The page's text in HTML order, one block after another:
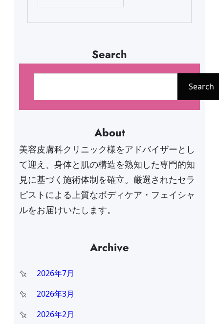
Search
Search
About
美容皮膚科クリニック様をアドバイザーとし
て迎え、身体と肌の構造を熟知した専門的知
見に基づく施術体制を確立。厳選されたセラ
ピストによる上質なボディケア・フェイシャ
ルをお届けいたします。
Archive
2026年7月
2026年3月
2026年2月